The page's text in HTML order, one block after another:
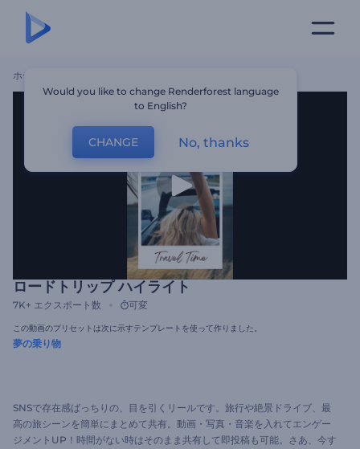
ホーム
ロードトリップ ハイライト
7K+ エクスポート数 可変
この動画のプリセットは次に示すテンプレートを使って作りました。
夢の乗り物
SNSで存在感ばっちりの、目を引くリールです。旅行や絶景ドライブ、最
高の旅シーンを簡単にまとめて共有。動画・写真・音楽を入れてエンゲー
ジメントUP！時間がない時はそのまま共有して即投稿も可能。さあ、今す
Would you like to change Renderforest language
to English?
CHANGE No, thanks